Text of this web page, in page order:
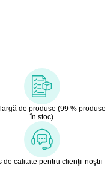
de produse (99 % produse
în stoc)
de calitate pentru clienţii noştri